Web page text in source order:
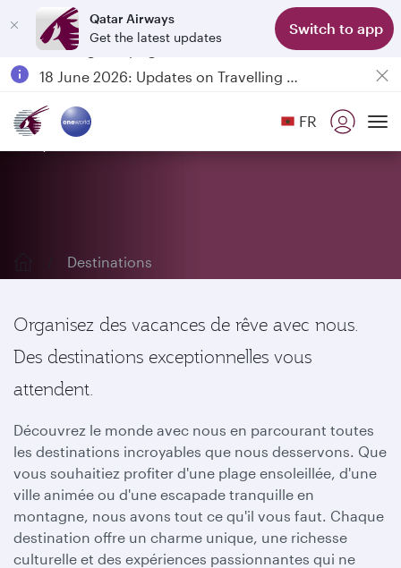
Qatar Airways
Get the latest updates
Switch to app
Passengers flying between Doha and Auckland on QR914 and QR915
FR
Explorez nos destinations
Destinations
Organisez des vacances de rêve avec nous.
Des destinations exceptionnelles vous
attendent.
Découvrez le monde avec nous en parcourant toutes
les destinations incroyables que nous desservons. Que
vous souhaitiez profiter d'une plage ensoleillée, d'une
ville animée ou d'une escapade tranquille en
montagne, nous avons tout ce qu'il vous faut. Chaque
destination offre un charme unique, une richesse
culturelle et des expériences passionnantes qui ne